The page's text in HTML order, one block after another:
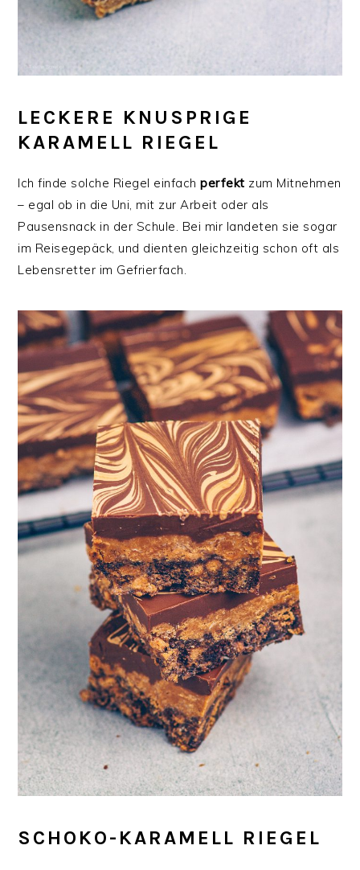
LECKERE KNUSPRIGE
KARAMELL RIEGEL
Ich finde solche Riegel einfachperfekt zum Mitnehmen
– egal ob in die Uni, mit zur Arbeit oder als
Pausensnack in der Schule. Bei mir landeten sie sogar
im Reisegepäck, und dienten gleichzeitig schon oft als
Lebensretter im Gefrierfach.
SCHOKO-KARAMELL RIEGEL